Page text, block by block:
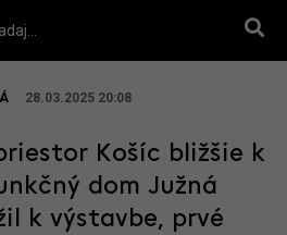
28.03.2025 20:08
Košíc bližšie k
dom Južná
k výstavbe, prvé